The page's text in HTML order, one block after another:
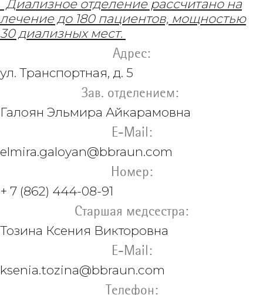
Диализное отделение рассчитано на
лечение до 180 пациентов, мощностью
30 диализных мест.
Адрес:
ул. Транспортная, д. 5
Зав. отделением:
Галоян Эльмира Айкарамовна
E-Mail:
elmira.galoyan@bbraun.com
Номер:
+ 7 (862) 444-08-91
Старшая медсестра:
Тозина Ксения Викторовна
E-Mail:
ksenia.tozina@bbraun.com
Телефон: